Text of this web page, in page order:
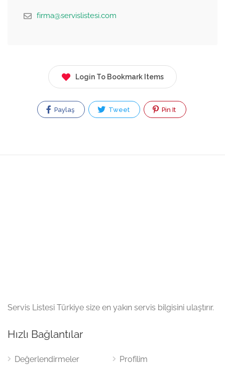
firma@servislistesi.com
Login To Bookmark Items
Paylaş Tweet Pin It
Servis Listesi Türkiye size en yakın servis bilgisini ulaştırır.
Hızlı Bağlantılar
Değerlendirmeler Profilim